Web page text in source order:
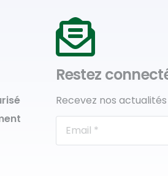
Restez
Recevez nos